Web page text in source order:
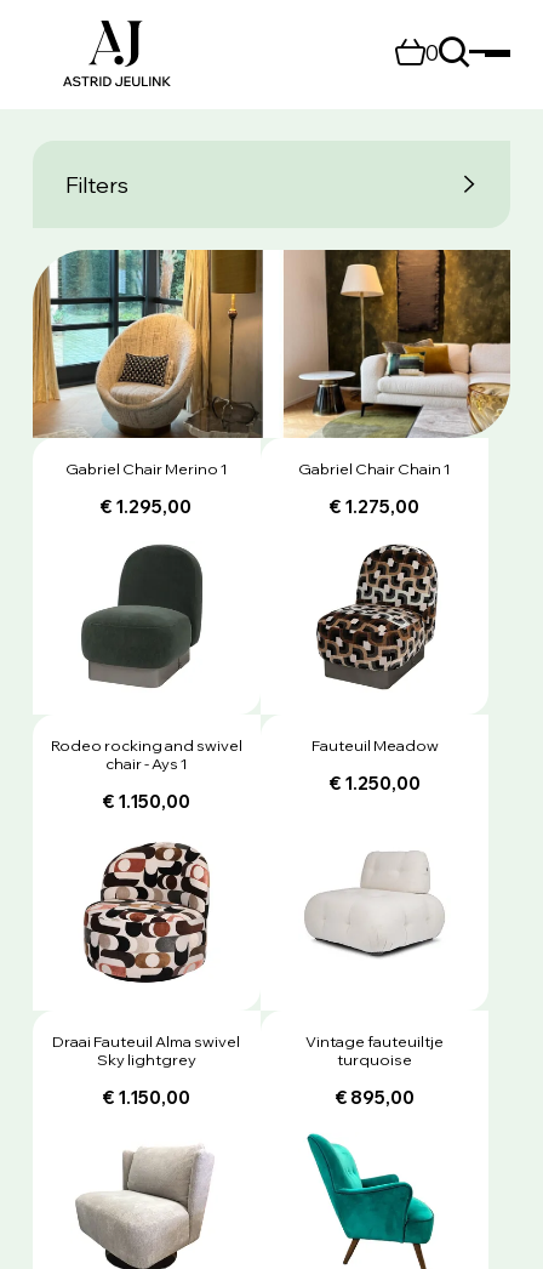
0
Filters
Gabriel Chair Merino 1
€ 1.295,00
Gabriel Chair Chain 1
€ 1.275,00
Rodeo rocking and swivel
chair - Ays 1
€ 1.150,00
Fauteuil Meadow
€ 1.250,00
Draai Fauteuil Alma swivel
Sky lightgrey
€ 1.150,00
Vintage fauteuiltje
turquoise
€ 895,00